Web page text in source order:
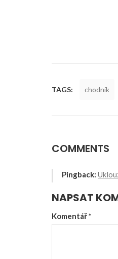
TAGS: chodník
COMMENTS
Pingback:
NAPSAT
Komentář*